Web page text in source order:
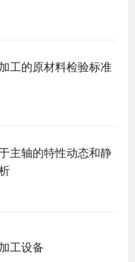
工的原材料检验标准
主轴的特性动态和静
析
工设备